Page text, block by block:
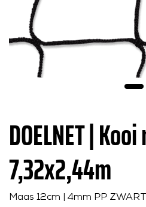
DOELNET |
7,32x2,44m
Maas 12cm | 4mm PP